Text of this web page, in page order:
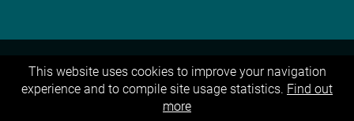
About
This website uses cookies to improve your navigation
experience and to compile site usage statistics. Find out
more